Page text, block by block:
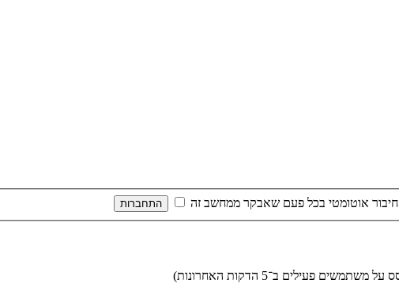
חיבור אוטומטי בכל פעם שאבקר ממחשב זה